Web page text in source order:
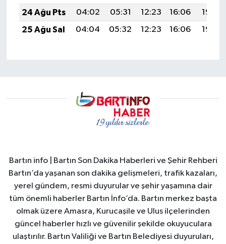
24 Ağu Pts
04:02 05:31 12:23 16:06
19:06
25 Ağu Sal
04:04 05:32 12:23 16:06 19:05
Bartın info | Bartın Son Dakika Haberleri ve Şehir Rehberi
Bartın’da yaşanan son dakika gelişmeleri, trafik kazaları,
yerel gündem, resmi duyurular ve şehir yaşamına dair
tüm önemli haberler Bartın İnfo’da. Bartın merkez başta
olmak üzere Amasra, Kurucaşile ve Ulus ilçelerinden
güncel haberler hızlı ve güvenilir şekilde okuyuculara
ulaştırılır. Bartın Valiliği ve Bartın Belediyesi duyuruları,